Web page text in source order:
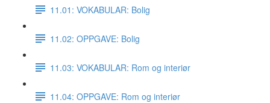
11.01: VOKABULAR: Bolig
11.02: OPPGAVE: Bolig
11.03: VOKABULAR: Rom og interiør
11.04: OPPGAVE: Rom og interiør